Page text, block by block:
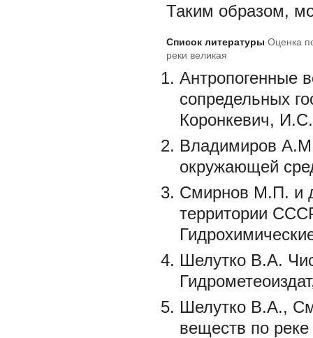
Таким образом,
Список литературы Оценка
реки великая
Антропогенные
сопредельных
Коронкевич,
Владимиров
окружающей
Смирнов М.П. и
территории
Шелутко В.А.
Шелутко В.А.,
веществ по